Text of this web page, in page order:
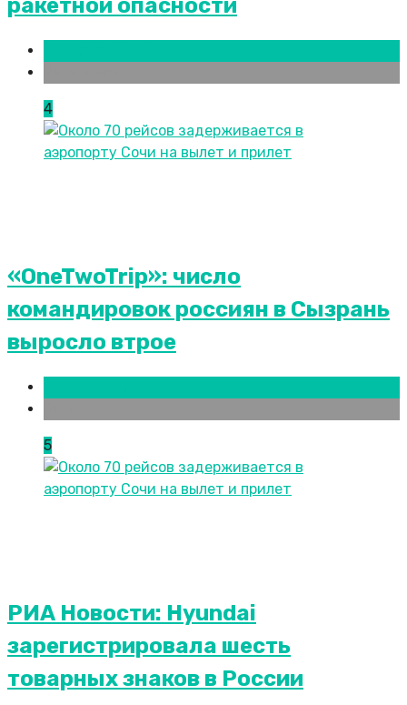
ракетной опасности
4
«OneTwoTrip»: число
командировок россиян в Сызрань
выросло втрое
5
РИА Новости: Hyundai
зарегистрировала шесть
товарных знаков в России